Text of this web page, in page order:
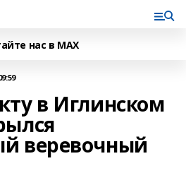
нас в MAX
в Иглинском
веревочный